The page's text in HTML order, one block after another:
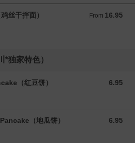
丝干拌面） From 16.95
From 16.95 CAD
独家特色）
（红豆饼） 6.95
6.95 CAD
（地瓜饼） 6.95
6.95 CAD